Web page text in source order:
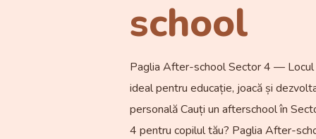
school
Paglia After-school Sector 4 — Locul
ideal pentru educație, joacă și
personală Cauți un afterschool în
4 pentru copilul tău? Paglia After-